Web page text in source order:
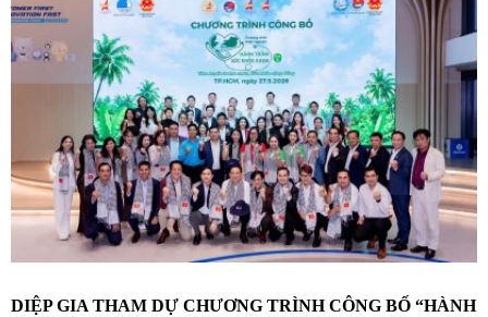
DIỆP GIA THAM DỰ CHƯƠNG TRÌNH CÔNG BỐ “HÀNH